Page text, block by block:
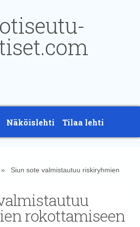
Näköislehti Tilaa lehti
Siun sote valmistautuu riskiryhmien
rokottamiseen